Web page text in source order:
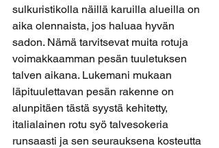
sulkuristikolla näillä karuilla alueilla on
aika olennaista, jos haluaa hyvän
sadon. Nämä tarvitsevat muita rotuja
voimakkaamman pesän tuuletuksen
talven aikana. Lukemani mukaan
läpituulettavan pesän rakenne on
alunpitäen tästä syystä kehitetty,
italialainen rotu syö talvesokeria
runsaasti ja sen seurauksena kosteutta